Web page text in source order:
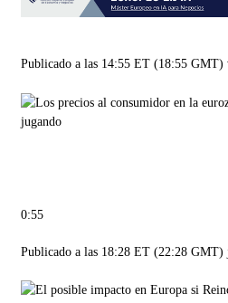
Publicado a las 14:55 ET (18:55 GMT)
jugando
0:55
Publicado a las 18:28 ET (22:28 GMT)